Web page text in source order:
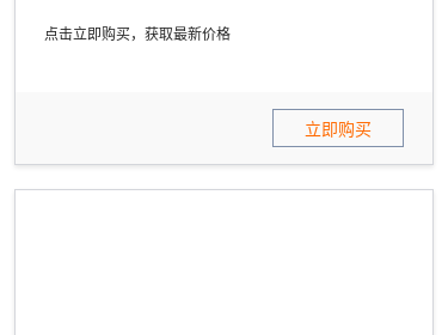
点击立即购买，获取最新价格
立即购买